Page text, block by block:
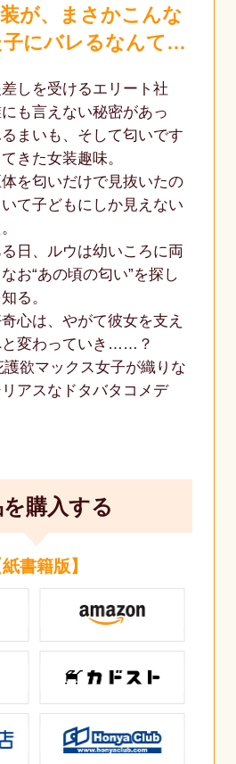
が、まさかこんな
にバレるなんて…
しを受けるエリート社
も言えない秘密があっ
まいも、そして匂いです
きた女装趣味。
を匂いだけで見抜いたの
て子どもにしか見えない
日、ルウは幼いころに両
お“あの頃の匂い”を探し
る。
心は、やがて彼女を支え
と変わっていき……？
欲マックス女子が織りな
アスなドタバタコメデ
購入する
紙書籍版】